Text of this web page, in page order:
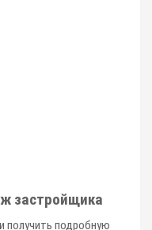
застройщика
получить подробную